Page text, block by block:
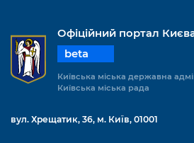
Офіційний портал
beta
Київська міська державна
Київська міська рада
вул. Хрещатик, 36, м. Київ, 01001